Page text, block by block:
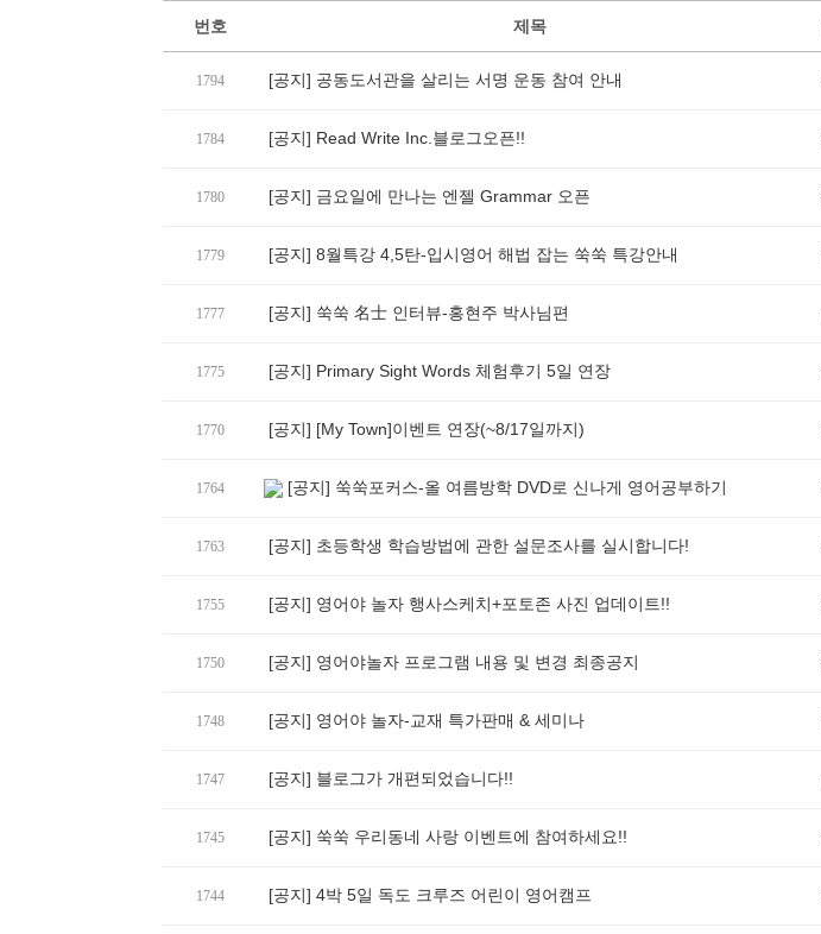
번호 제목
1794 [공지] 공동도서관을 살리는 서명 운동 참여 안내
1784 [공지] Read Write Inc.블로그오픈!!
1780 [공지] 금요일에 만나는 엔젤 Grammar 오픈
1779 [공지] 8월특강 4,5탄-입시영어 해법 잡는 쑥쑥 특강안내
1777 [공지] 쑥쑥 名士 인터뷰-홍현주 박사님편
1775 [공지] Primary Sight Words 체험후기 5일 연장
1770 [공지] [My Town]이벤트 연장(~8/17일까지)
1764 [공지] 쑥쑥포커스-올 여름방학 DVD로 신나게 영어공부하기
1763 [공지] 초등학생 학습방법에 관한 설문조사를 실시합니다!
1755 [공지] 영어야 놀자 행사스케치+포토존 사진 업데이트!!
1750 [공지] 영어야놀자 프로그램 내용 및 변경 최종공지
1748 [공지] 영어야 놀자-교재 특가판매 & 세미나
1747 [공지] 블로그가 개편되었습니다!!
1745 [공지] 쑥쑥 우리동네 사랑 이벤트에 참여하세요!!
1744 [공지] 4박 5일 독도 크루즈 어린이 영어캠프